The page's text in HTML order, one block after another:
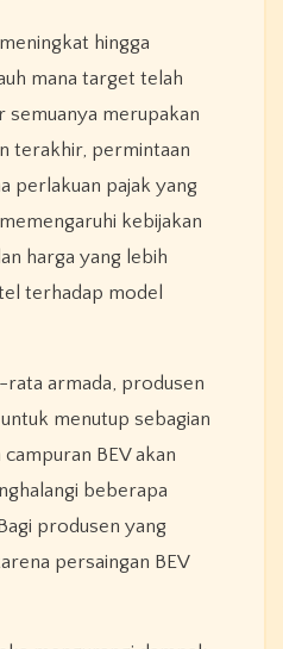
hingga
mana target telah
semuanya merupakan
terakhir, permintaan
perlakuan pajak yang
kebijakan
harga yang lebih
terhadap model
armada, produsen
menutup sebagian
BEV akan
beberapa
produsen yang
persaingan BEV